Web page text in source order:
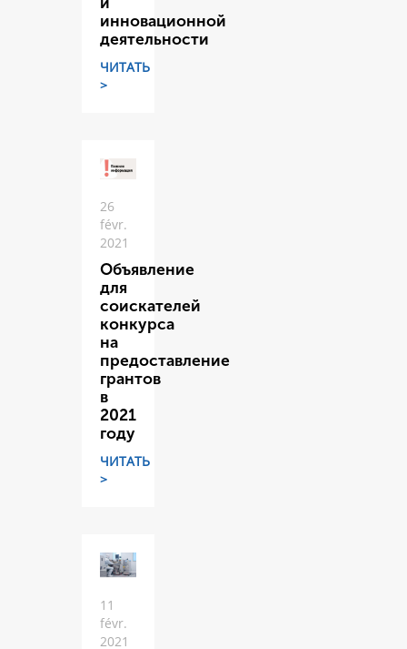
инновационной
деятельности
ЧИТАТЬ
>
26
févr.
2021
Объявление
для
соискателей
конкурса
на
предоставление
грантов
в
2021
году
ЧИТАТЬ
>
11
févr.
2021